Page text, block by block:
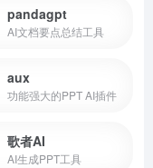
pandagpt
AI文档要点总结工具
aux
功能强大的PPT AI插件
歌者AI
AI生成PPT工具